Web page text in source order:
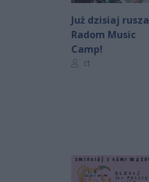
Już dzisiaj rusza
Radom Music
Camp!
Autor artykułu:
ct